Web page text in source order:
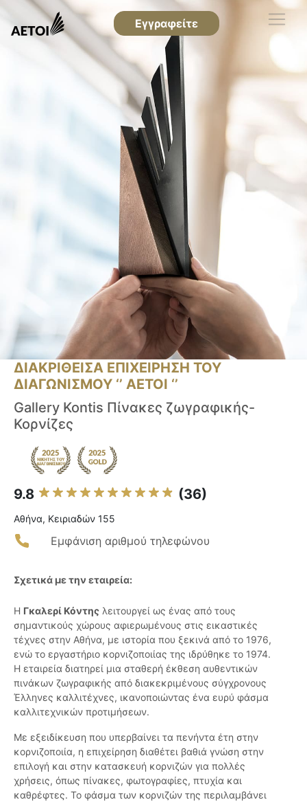
Εγγραφείτε
ΔΙΑΚΡΙΘΕΙΣΑ ΕΠΙΧΕΙΡΗΣΗ ΤΟΥ
ΔΙΑΓΩΝΙΣΜΟΥ ‘’ ΑΕΤΟΙ ‘’
Gallery Kontis Πίνακες ζωγραφικής-
Κορνίζες
9.8 (36)
Αθήνα, Κειριαδών 155
Εμφάνιση αριθμού τηλεφώνου
Σχετικά με την εταιρεία:
Η Γκαλερί Κόντης λειτουργεί ως ένας από τους
σημαντικούς χώρους αφιερωμένους στις εικαστικές
τέχνες στην Αθήνα, με ιστορία που ξεκινά από το 1976,
ενώ το εργαστήριο κορνιζοποιίας της ιδρύθηκε το 1974.
Η εταιρεία διατηρεί μια σταθερή έκθεση αυθεντικών
πινάκων ζωγραφικής από διακεκριμένους σύγχρονους
Έλληνες καλλιτέχνες, ικανοποιώντας ένα ευρύ φάσμα
καλλιτεχνικών προτιμήσεων.
Με εξειδίκευση που υπερβαίνει τα πενήντα έτη στην
κορνιζοποιία, η επιχείρηση διαθέτει βαθιά γνώση στην
επιλογή και στην κατασκευή κορνιζών για πολλές
χρήσεις, όπως πίνακες, φωτογραφίες, πτυχία και
καθρέφτες. Το φάσμα των κορνιζών της περιλαμβάνει